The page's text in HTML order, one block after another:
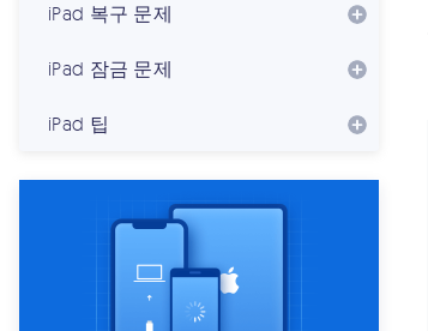
iPad 복구 문제
iPad 잠금 문제
iPad 팁